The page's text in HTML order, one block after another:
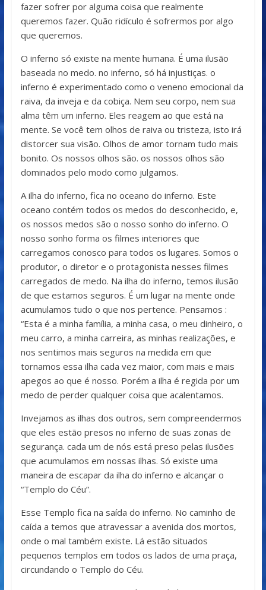
fazer sofrer por alguma coisa que realmente
queremos fazer. Quão ridículo é sofrermos por algo
que queremos.
O inferno só existe na mente humana. É uma ilusão
baseada no medo. no inferno, só há injustiças. o
inferno é experimentado como o veneno emocional da
raiva, da inveja e da cobiça. Nem seu corpo, nem sua
alma têm um inferno. Eles reagem ao que está na
mente. Se você tem olhos de raiva ou tristeza, isto irá
distorcer sua visão. Olhos de amor tornam tudo mais
bonito. Os nossos olhos são. os nossos olhos são
dominados pelo modo como julgamos.
A ilha do inferno, fica no oceano do inferno. Este
oceano contém todos os medos do desconhecido, e,
os nossos medos são o nosso sonho do inferno. O
nosso sonho forma os filmes interiores que
carregamos conosco para todos os lugares. Somos o
produtor, o diretor e o protagonista nesses filmes
carregados de medo. Na ilha do inferno, temos ilusão
de que estamos seguros. É um lugar na mente onde
acumulamos tudo o que nos pertence. Pensamos :
“Esta é a minha família, a minha casa, o meu dinheiro, o
meu carro, a minha carreira, as minhas realizações, e
nos sentimos mais seguros na medida em que
tornamos essa ilha cada vez maior, com mais e mais
apegos ao que é nosso. Porém a ilha é regida por um
medo de perder qualquer coisa que acalentamos.
Invejamos as ilhas dos outros, sem compreendermos
que eles estão presos no inferno de suas zonas de
segurança. cada um de nós está preso pelas ilusões
que acumulamos em nossas ilhas. Só existe uma
maneira de escapar da ilha do inferno e alcançar o
“Templo do Céu”.
Esse Templo fica na saída do inferno. No caminho de
caída a temos que atravessar a avenida dos mortos,
onde o mal também existe. Lá estão situados
pequenos templos em todos os lados de uma praça,
circundando o Templo do Céu.